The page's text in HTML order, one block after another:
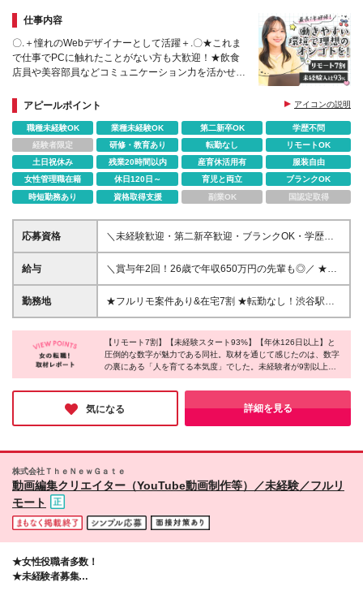
仕事内容
〇.＋憧れのWebデザイナーとして活躍＋.〇★これま
で仕事でPCに触れたことがない方も大歓迎！★飲食
店員や美容部員などコミュニケーション力を活かせる
アピールポイント
アイコンの説明
職種未経験OK 業種未経験OK 第二新卒OK
学歴不問
経験者限定
研修・教育あり 転勤なし
リモートOK
土日祝休み
残業20時間以内 産育休活用有
服装自由
女性管理職在籍
休日120日～ 育児と両立
ブランクOK
時短勤務あり
資格取得支援 副業OK 国認定取得
応募資格
＼未経験歓迎・第二新卒歓迎・ブランクOK・学歴不
問！／ ◆学歴不問 ◆IT・オフィスワーク未経験の方
も歓迎します！ ＜こんな方をお待ちしております！
□接客・販売など対人経験で培ったコミュニケーショ
ン力を活かしたい方 □新しいことへの好奇心・成長意
ながら仕事を進めることが好きな方
給与
＼賞与年2回！26歳で年収650万円の先輩も◎／ ★先
輩のほとんどが毎年年収UPを実現中 月給25万円～60
万円＋残業代全額支給＋各種手当＋賞与年2回 ※上記
します。 ※経験・年齢を考慮の上、当社規定により優
遇します ※試用期間2ヶ月～1年間（試用期間中の給
与は月給20万1064円～／残業が発生した場合は別途
勤務地
★フルリモ案件あり&在宅7割 ★転勤なし！渋谷駅徒
歩5分の駅近オフィス◎ ★研修は東京にて実施します
本社、または全国のプロジェクト先で勤務いただきま
す！ └ご自宅から通える範囲を目安に決定いたします
【本社】 東京都渋谷区渋谷3-11-11 IVYイーストビル
9F (変更の範囲)上記を除く当社関連勤務地
【リモート7割】【未経験スタート93%】【年休126日以上】と
圧倒的な数字が魅力である同社。取材を通じて感じたのは、数字
の裏にある「人を育てる本気度」でした。未経験者が9割以上を
占めながらも、最長1年の研修で一人ひとりをしっかりサポー
ト。さらに、リモートを活用でき、土日休み、残業も少ないた
め、長く活躍できることも魅力だと感じました！将来の働き方を
考えているあなたに、ぜひ注目してほしい一社です。
気になる 詳細を見る
株式会社ＴｈｅＮｅｗＧａｔｅ
動画編集クリエイター（YouTube動画制作等）／未経験／フルリ
モート
★女性役職者多数！
★未経験者募集